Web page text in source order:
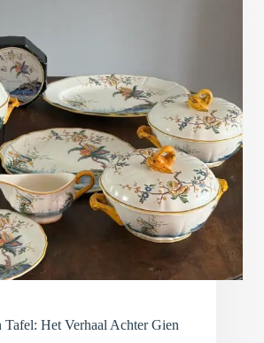
Tafel: Het Verhaal Achter Gien